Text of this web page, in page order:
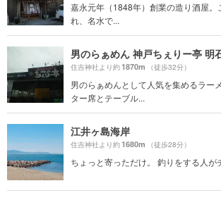
嘉永元年（1848年）創業の造り酒屋。
れ、名水で...
男のらぁめん 神戸ちぇりー亭 明
住吉神社より約1870m （徒歩32分）
男のらぁめんとして人気を集めるラー
ター席とテーブル...
江井ヶ島海岸
住吉神社より約1680m （徒歩28分）
ちょっと寄っただけ。 釣りをする人が